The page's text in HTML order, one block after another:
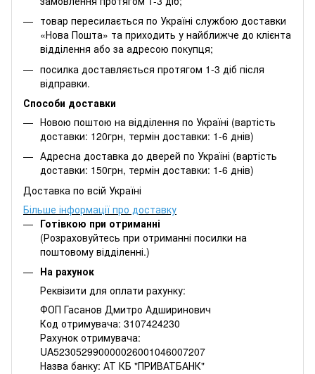
товар пересилається по Україні службою доставки
«Нова Пошта» та приходить у найближче до клієнта
відділення або за адресою покупця;
посилка доставляється протягом 1-3 діб після
відправки.
Способи доставки
Новою поштою на відділення по Україні (вартість
доставки: 120грн, термін доставки: 1-6 днів)
Адресна доставка до дверей по Україні (вартість
доставки: 150грн, термін доставки: 1-6 днів)
Доставка по всій Україні
Більше інформації про доставку
Готівкою при отриманні
(Розраховуйтесь при отриманні посилки на
поштовому відділенні.)
На рахунок
Реквізити для оплати рахунку:
ФОП Гасанов Дмитро Адширинович
Код отримувача: 3107424230
Рахунок отримувача:
UA523052990000026001046007207
Назва банку: АТ КБ "ПРИВАТБАНК"